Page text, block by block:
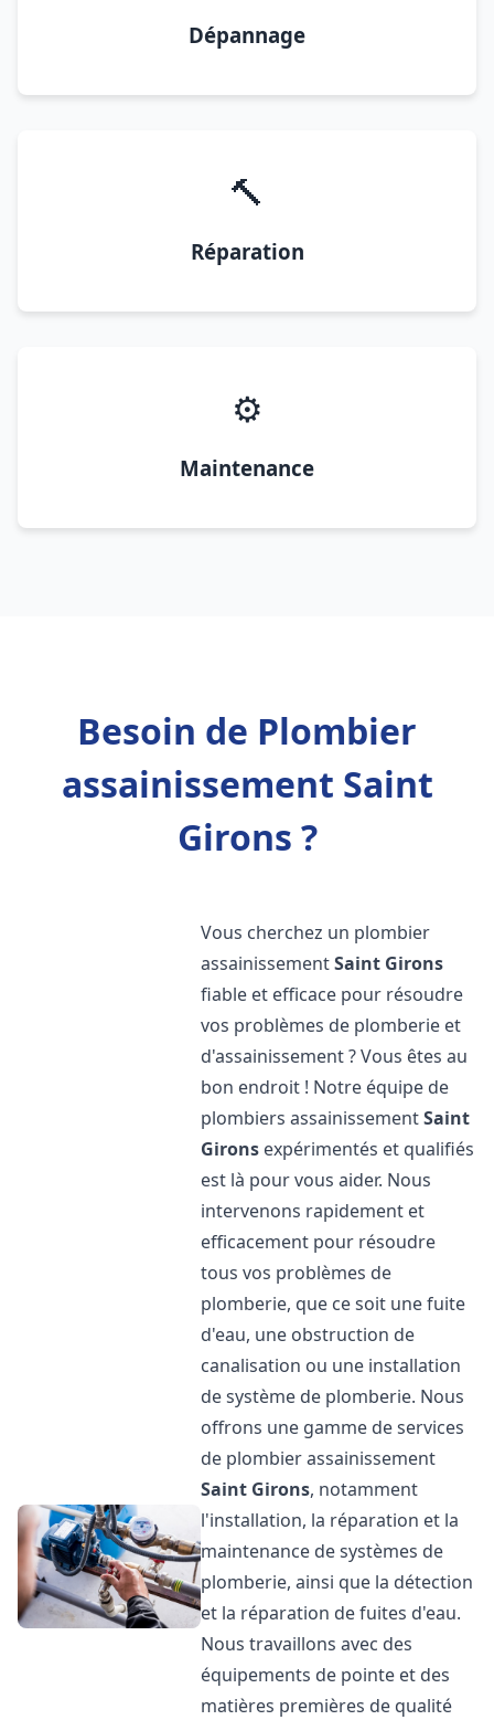
Dépannage
🔨
Réparation
⚙️
Maintenance
Besoin de Plombier
assainissement Saint
Girons ?
Vous cherchez un plombier
assainissementSaint Girons
fiable et efficace pour résoudre
vos problèmes de plomberie et
d'assainissement ? Vous êtes au
bon endroit ! Notre équipe de
plombiers assainissementSaint
Girons expérimentés et qualifiés
est là pour vous aider. Nous
intervenons rapidement et
efficacement pour résoudre
tous vos problèmes de
plomberie, que ce soit une fuite
d'eau, une obstruction de
canalisation ou une installation
de système de plomberie. Nous
offrons une gamme de services
de plombier assainissement
Saint Girons, notamment
l'installation, la réparation et la
maintenance de systèmes de
plomberie, ainsi que la détection
et la réparation de fuites d'eau.
Nous travaillons avec des
équipements de pointe et des
matières premières de qualité